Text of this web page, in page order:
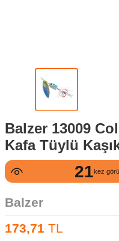
Balzer 13009
Kafa Tüylü
21kez
Balzer
173,71 TL